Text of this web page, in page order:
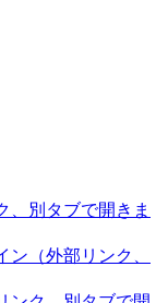
、別タブで開きま
ン （外部リンク、